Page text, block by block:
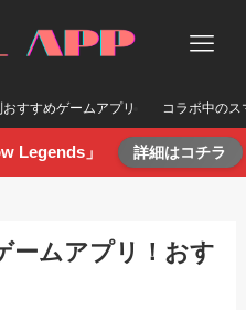
すすめゲームアプリ コラボ中のス
Legends」 詳細はコチラ
ームアプリ！おす